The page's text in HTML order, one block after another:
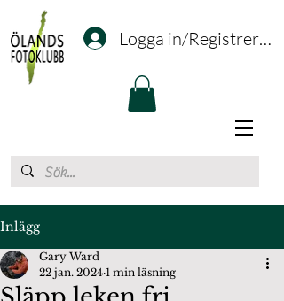
Logga in/Registrering
Inlägg
Gary Ward
22 jan. 2024 1 min läsning